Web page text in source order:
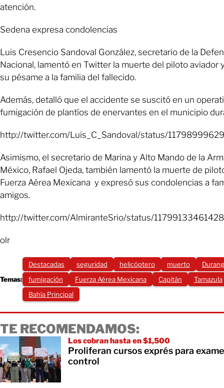
atención.
Sedena expresa condolencias
Luis Cresencio Sandoval González, secretario de la
Nacional, lamentó en Twitter la muerte del piloto aviador
su pésame a la familia del fallecido.
Además, detalló que el accidente se suscitó en un
fumigación de plantíos de enervantes en el municipio
http://twitter.com/Luis_C_Sandoval/status/
Asimismo, el secretario de Marina y Alto Mando de la
México, Rafael Ojeda, también lamentó la muerte de
Fuerza Aérea Mexicana y expresó sus condolencias a
amigos.
http://twitter.com/AlmiranteSrio/status/
olr
Temas:
Destacadas seguridad helicóptero muerto
fumigación
Fuerza Aérea Mexicana Capitán
Tamazula
Bahía Principal
TE RECOMENDAMOS:
Los cobran hasta en $1,500
Proliferan cursos exprés para
control